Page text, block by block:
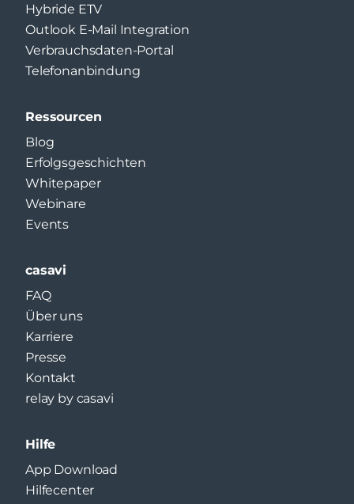
Hybride ETV
Outlook E-Mail Integration
Verbrauchsdaten-Portal
Telefonanbindung
Ressourcen
Blog
Erfolgsgeschichten
Whitepaper
Webinare
Events
casavi
FAQ
Über uns
Karriere
Presse
Kontakt
relay by casavi
Hilfe
App Download
Hilfecenter